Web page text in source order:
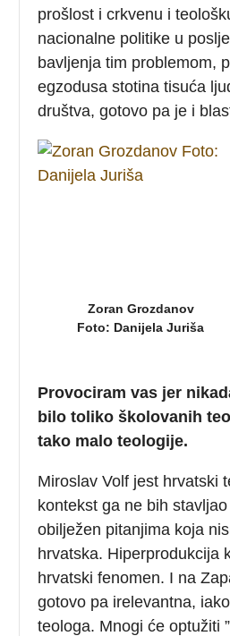
prošlost i crkvenu i
nacionalne politike u
bavljenja tim problemom,
egzodusa stotina tisuća
društva, gotovo pa je i
Zoran Grozdanov
Foto: Danijela Juriša
Provociram vas jer
bilo toliko školovanih
tako malo teologije.
Miroslav Volf jest hrvatski
kontekst ga ne bih
obilježen pitanjima koja
hrvatska. Hiperprodukcija
hrvatski fenomen. I na
gotovo pa irelevantna,
teologa. Mnogi će optužiti